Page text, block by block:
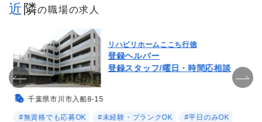
近隣の職場の求人
リハビリホームここち行徳
登録ヘルパー
登録スタッフ/曜日・時間応相談
千葉県市川市入船8-15
#無資格でも応募OK #未経験・ブランクOK #平日のみOK